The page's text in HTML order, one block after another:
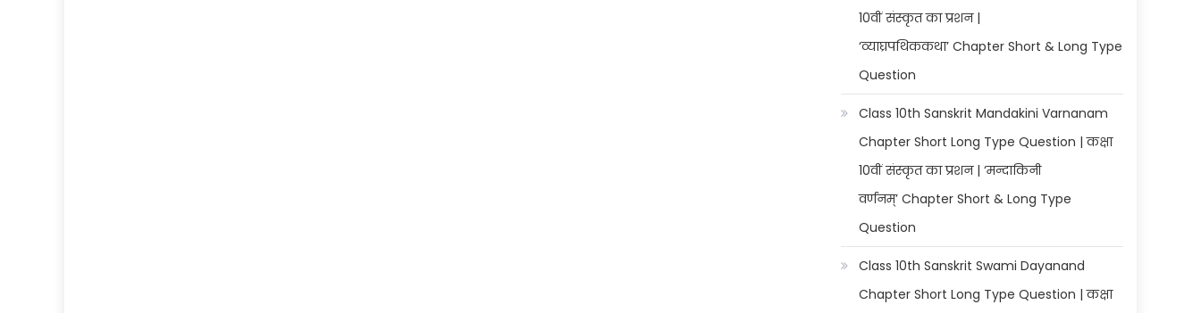
10वीं संस्कृत का प्रशन |
‘व्याघ्रपथिककथा’ Chapter Short & Long Type
Question
Class 10th Sanskrit Mandakini Varnanam
Chapter Short Long Type Question | कक्षा
10वीं संस्कृत का प्रशन | ‘मन्दाकिनी
वर्णनम्’ Chapter Short & Long Type
Question
Class 10th Sanskrit Swami Dayanand
Chapter Short Long Type Question | कक्षा